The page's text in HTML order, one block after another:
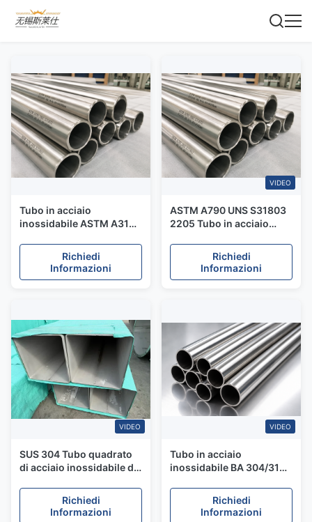
Tubo in acciaio
inossidabile ASTM A312
lavata con acido per
applicazioni industriali
resistenti alla corrosione
Richiedi
Informazioni
VIDEO
ASTM A790 UNS S31803
2205 Tubo in acciaio
servizio acido con
resistenza alla
corrosione da stress da
Richiedi
Informazioni
VIDEO
SUS 304 Tubo quadrato
di acciaio inossidabile di
cucitura saldato per tubi
di trasporto
Richiedi
Informazioni
VIDEO
Tubo in acciaio
inossidabile BA 304/316L
da 3" per applicazioni
industriali chimiche e
Richiedi
Informazioni